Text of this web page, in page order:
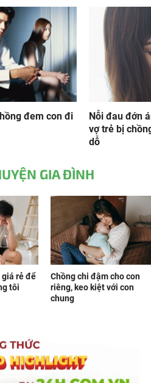
đem con đi
Nỗi đau đớn
vợ trẻ bị
dỗ
GIA ĐÌNH
giá rẻ để
tôi
Chồng chi đậm cho con
riêng, keo kiệt với con
chung